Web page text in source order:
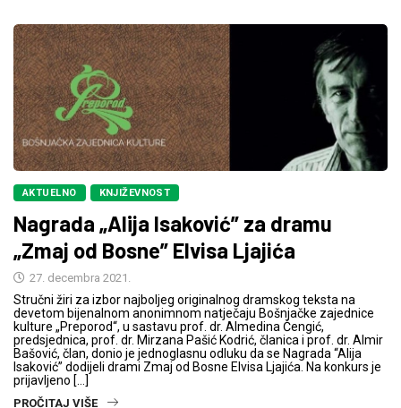
AKTUELNO KNJIŽEVNOST
Nagrada „Alija Isaković” za dramu
„Zmaj od Bosne” Elvisa Ljajića
27. decembra 2021.
Stručni žiri za izbor najboljeg originalnog dramskog teksta na
devetom bijenalnom anonimnom natječaju Bošnjačke zajednice
kulture „Preporod“, u sastavu prof. dr. Almedina Čengić,
predsjednica, prof. dr. Mirzana Pašić Kodrić, članica i prof. dr. Almir
Bašović, član, donio je jednoglasnu odluku da se Nagrada “Alija
Isaković” dodijeli drami Zmaj od Bosne Elvisa Ljajića. Na konkurs je
prijavljeno […]
PROČITAJ VIŠE